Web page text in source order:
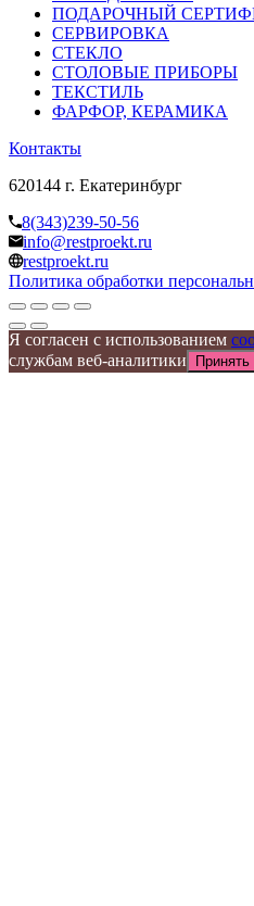
ПОДАРОЧНЫЙ
СЕРВИРОВКА
СТЕКЛО
СТОЛОВЫЕ ПРИБОРЫ
ТЕКСТИЛЬ
ФАРФОР, КЕРАМИКА
Контакты
620144 г. Екатеринбург
8(343)239-50-56
info@restproekt.ru
restproekt.ru
Политика обработки
Я согласен с использованием
службам веб-аналитики
Принять